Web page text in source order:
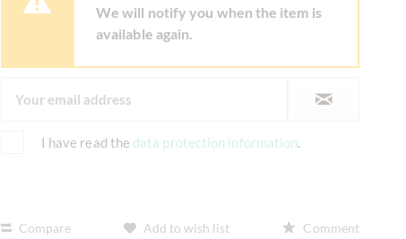
We will notify you when the item is
available again.
I have read the data protection information.
Compare Add to wish list Comment